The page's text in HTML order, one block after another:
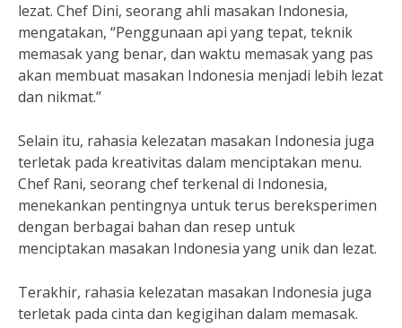
lezat. Chef Dini, seorang ahli masakan Indonesia,
mengatakan, “Penggunaan api yang tepat, teknik
memasak yang benar, dan waktu memasak yang pas
akan membuat masakan Indonesia menjadi lebih lezat
dan nikmat.”
Selain itu, rahasia kelezatan masakan Indonesia juga
terletak pada kreativitas dalam menciptakan menu.
Chef Rani, seorang chef terkenal di Indonesia,
menekankan pentingnya untuk terus bereksperimen
dengan berbagai bahan dan resep untuk
menciptakan masakan Indonesia yang unik dan lezat.
Terakhir, rahasia kelezatan masakan Indonesia juga
terletak pada cinta dan kegigihan dalam memasak.